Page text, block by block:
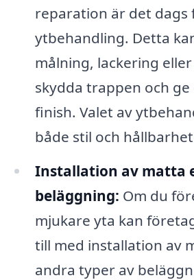
reparation är det dags
ytbehandling. Detta
målning, lackering
skydda trappen och
finish. Valet av
både stil och
Installation av matta
beläggning: Om du
mjukare yta kan
till med installation av
andra typer av